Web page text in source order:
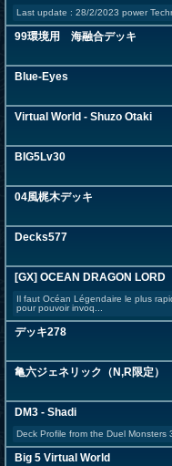
Last update : 28/2/2023 power
99環境用 海融合デッキ
Blue-Eyes
Virtual World - Shuzo Otaki
BIG5Lv30
04風梶木デッキ
Decks577
[GX] OCEAN DRAGON LORD
Il faut Océan Légendaire le plus
pour pouvoir invoq...
デッキ278
亀六ジェネリック（N,R限定）
DM3 - Shadi
Deck Profile from the Duel Monsters
Big 5 Virtual World